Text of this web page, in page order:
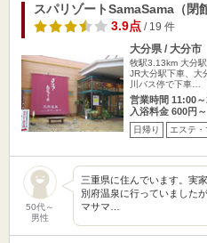
スパリゾートSamaSama（閉
3.9点/ 19 件
大分県 / 大分市
牧駅3.13km 大分
JR大分駅下車、大
川バス停で下車…
営業時間 11:00
入浴料金 600円～
日帰り エステ
50代～
男性
三重県に住んでいます。実
別府温泉に行っていました
マサマ…